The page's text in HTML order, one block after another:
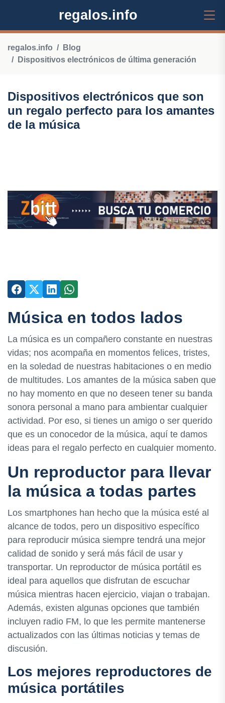
regalos.info
regalos.info
Blog
Dispositivos electrónicos de última generación
Dispositivos electrónicos que son
un regalo perfecto para los amantes
de la música
Música en todos lados
La música es un compañero constante en nuestras
vidas; nos acompaña en momentos felices, tristes,
en la soledad de nuestras habitaciones o en medio
de multitudes. Los amantes de la música saben que
no hay momento en que no deseen tener su banda
sonora personal a mano para ambientar cualquier
actividad. Por eso, si tienes un amigo o ser querido
que es un conocedor de la música, aquí te damos
ideas para el regalo perfecto en cualquier momento.
Un reproductor para llevar
la música a todas partes
Los smartphones han hecho que la música esté al
alcance de todos, pero un dispositivo específico
para reproducir música siempre tendrá una mejor
calidad de sonido y será más fácil de usar y
transportar. Un reproductor de música portátil es
ideal para aquellos que disfrutan de escuchar
música mientras hacen ejercicio, viajan o trabajan.
Además, existen algunas opciones que también
incluyen radio FM, lo que les permite mantenerse
actualizados con las últimas noticias y temas de
discusión.
Los mejores reproductores de
música portátiles